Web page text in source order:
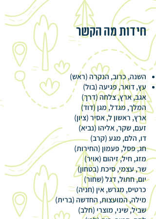
חידות מה הקשר
השנה, כרוב, הנקרה (ראש)
עץ, דואר, פגיעה (בול)
אגב, ארץ, צלחה (דרך)
המלך, מגדל, מגן (דוד)
ארץ, ראשון ל, אסיר (ציון)
זעם, שקר, אליהו (נביא)
דו, הלם, מגע (קרב)
חג, פסל, פעמון (החירות)
מזג, חיל, זיהום (אויר)
שר, עצמי, סיכת (בטחון)
יום, חתול, דגל (שחור)
כרטיס, מגרש, אין (חניה)
מילה, המועצות, החדשה (ברית)
שביל, שיני, מוצרי (חלב)